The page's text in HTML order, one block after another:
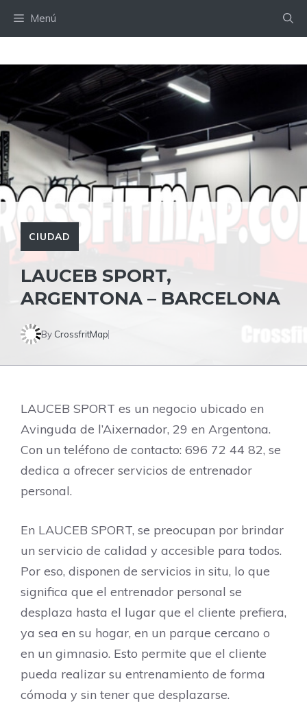
Menú
CIUDAD
LAUCEB SPORT,
ARGENTONA – BARCELONA
By CrossfritMap
LAUCEB SPORT es un negocio ubicado en
Avinguda de l’Aixernador, 29 en Argentona.
Con un teléfono de contacto: 696 72 44 82, se
dedica a ofrecer servicios de entrenador
personal.
En LAUCEB SPORT, se preocupan por brindar
un servicio de calidad y accesible para todos.
Por eso, disponen de servicios in situ, lo que
significa que el entrenador personal se
desplaza hasta el lugar que el cliente prefiera,
ya sea en su hogar, en un parque cercano o
en un gimnasio. Esto permite que el cliente
pueda realizar su entrenamiento de forma
cómoda y sin tener que desplazarse.